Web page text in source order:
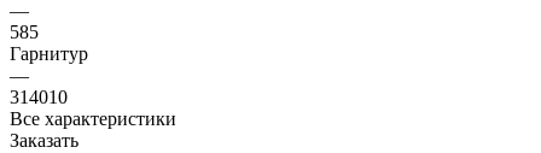
—
585
Гарнитур
—
314010
Все характеристики
Заказать